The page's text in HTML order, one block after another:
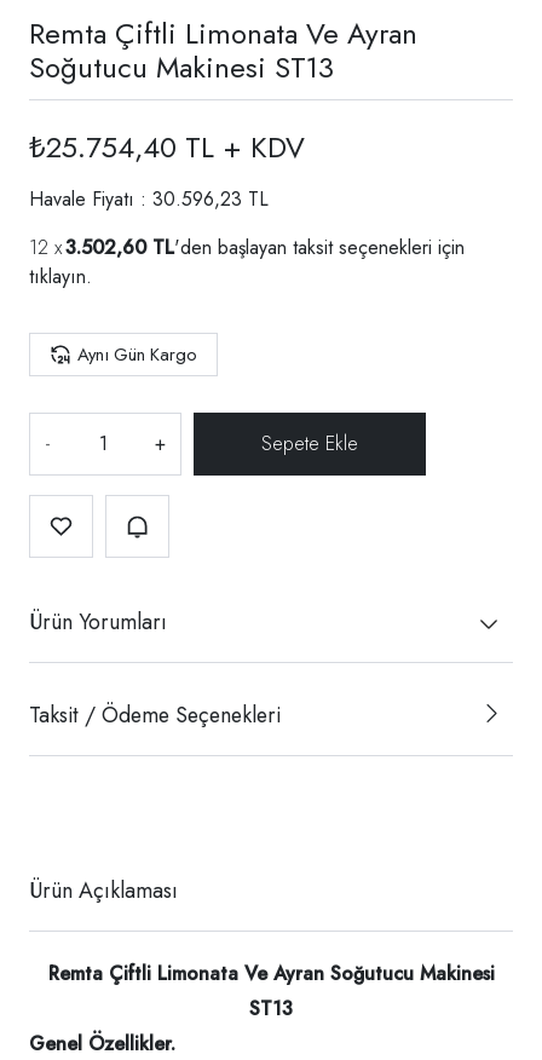
Remta Çiftli Limonata Ve Ayran
Soğutucu Makinesi ST13
₺25.754,40 TL + KDV
Havale Fiyatı : 30.596,23 TL
3.502,60 TL'den başlayan taksit seçenekleri için
tıklayın.
Aynı Gün Kargo
- +
Ürün Yorumları
Taksit / Ödeme Seçenekleri
Ürün Açıklaması
Remta Çiftli Limonata Ve Ayran Soğutucu Makinesi
ST13
Genel Özellikler.